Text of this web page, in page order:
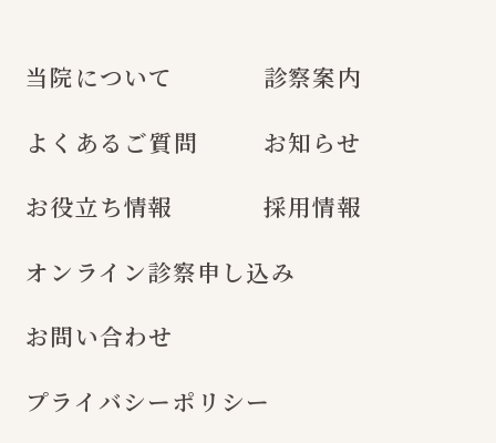
当院について
診察案内
よくあるご質問
お知らせ
お役立ち情報
採用情報
オンライン診察申し込み
お問い合わせ
プライバシーポリシー